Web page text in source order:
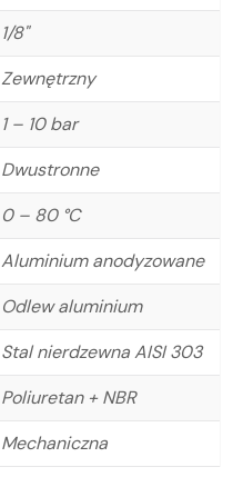
1/8"
Zewnętrzny
1 – 10 bar
Dwustronne
0 – 80 °C
Aluminium anodyzowane
Odlew aluminium
Stal nierdzewna AISI 303
Poliuretan + NBR
Mechaniczna